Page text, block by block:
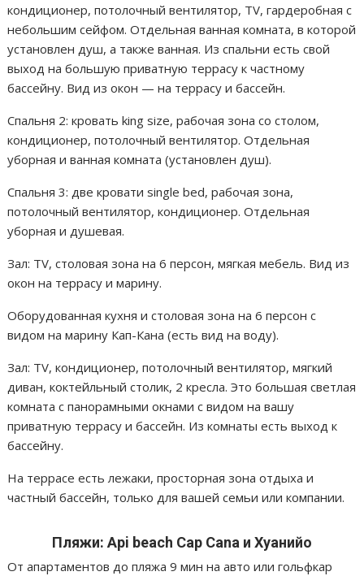
кондиционер, потолочный вентилятор, TV, гардеробная с
небольшим сейфом. Отдельная ванная комната, в которой
установлен душ, а также ванная. Из спальни есть свой
выход на большую приватную террасу к частному
бассейну. Вид из окон — на террасу и бассейн.
Спальня 2: кровать king size, рабочая зона со столом,
кондиционер, потолочный вентилятор. Отдельная
уборная и ванная комната (установлен душ).
Спальня 3: две кровати single bed, рабочая зона,
потолочный вентилятор, кондиционер. Отдельная
уборная и душевая.
Зал: TV, столовая зона на 6 персон, мягкая мебель. Вид из
окон на террасу и марину.
Оборудованная кухня и столовая зона на 6 персон с
видом на марину Кап-Кана (есть вид на воду).
Зал: TV, кондиционер, потолочный вентилятор, мягкий
диван, коктейльный столик, 2 кресла. Это большая светлая
комната с панорамными окнами с видом на вашу
приватную террасу и бассейн. Из комнаты есть выход к
бассейну.
На террасе есть лежаки, просторная зона отдыха и
частный бассейн, только для вашей семьи или компании.
Пляжи: Api beach Cap Cana и Хуанийо
От апартаментов до пляжа 9 мин на авто или гольфкар